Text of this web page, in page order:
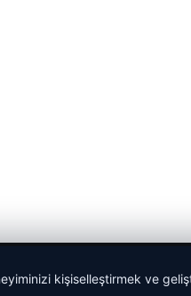
kişiselleştirmek ve